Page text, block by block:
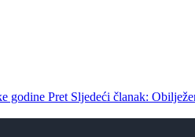
godine Pret Sljedeći članak: